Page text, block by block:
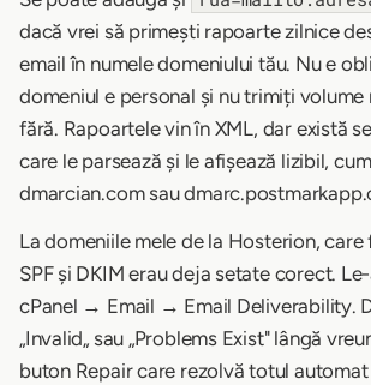
dacă vrei să primești rapoarte zilnice
email în numele domeniului tău. Nu e
domeniul e personal și nu trimiți
fără. Rapoartele vin în XML, dar există
care le parsează și le afișează lizibil,
dmarcian.com sau
La domeniile mele de la Hosterion, care
SPF și DKIM erau deja setate corect.
cPanel → Email → Email Deliverability.
„Invalid„ sau „Problems Exist" lângă
buton Repair care rezolvă totul automat